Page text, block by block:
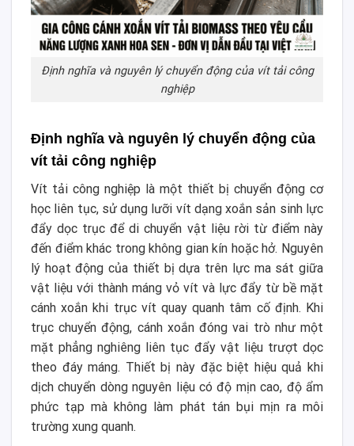
Định nghĩa và nguyên lý chuyển động của vít tải công
nghiệp
Định nghĩa và nguyên lý chuyển động của
vít tải công nghiệp
Vít tải công nghiệp là một thiết bị chuyển động cơ
học liên tục, sử dụng lưỡi vít dạng xoắn sản sinh lực
đẩy dọc trục để di chuyển vật liệu rời từ điểm này
đến điểm khác trong không gian kín hoặc hở. Nguyên
lý hoạt động của thiết bị dựa trên lực ma sát giữa
vật liệu với thành máng vỏ vít và lực đẩy từ bề mặt
cánh xoắn khi trục vít quay quanh tâm cố định. Khi
trục chuyển động, cánh xoắn đóng vai trò như một
mặt phẳng nghiêng liên tục đẩy vật liệu trượt dọc
theo đáy máng. Thiết bị này đặc biệt hiệu quả khi
dịch chuyển dòng nguyên liệu có độ mịn cao, độ ẩm
phức tạp mà không làm phát tán bụi mịn ra môi
trường xung quanh.